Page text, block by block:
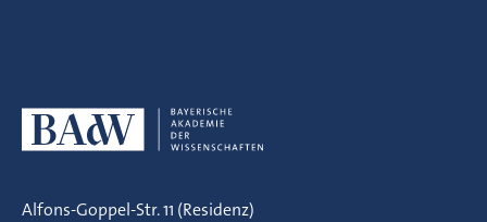
Alfons-Goppel-Str. 11 (Residenz)